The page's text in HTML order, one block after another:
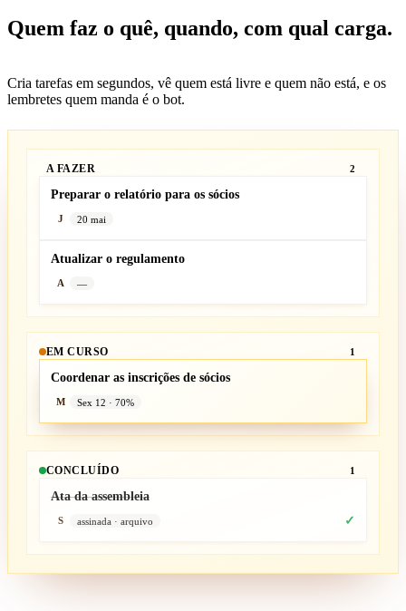
Quem faz o quê, quando, com qual carga.
Cria tarefas em segundos, vê quem está livre e quem não está, e os
lembretes quem manda é o bot.
A FAZER 2
Preparar o relatório para os sócios
J 20 mai
Atualizar o regulamento
A —
EM CURSO 1
Coordenar as inscrições de sócios
M Sex 12 · 70%
CONCLUÍDO 1
Ata da assembleia
S assinada · arquivo ✓